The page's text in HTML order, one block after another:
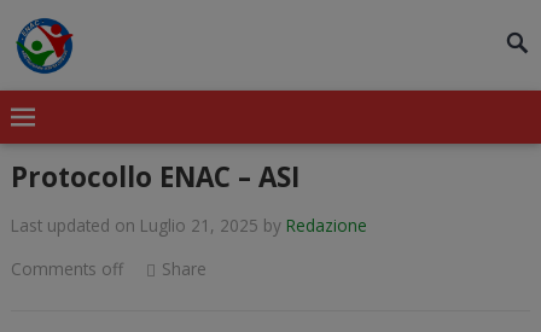
Protocollo ENAC – ASI
Last updated on Luglio 21, 2025 by Redazione
Comments off
Share